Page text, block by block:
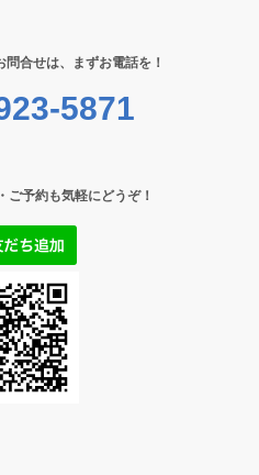
合せは、まずお電話を！
5871
ご予約も気軽にどうぞ！